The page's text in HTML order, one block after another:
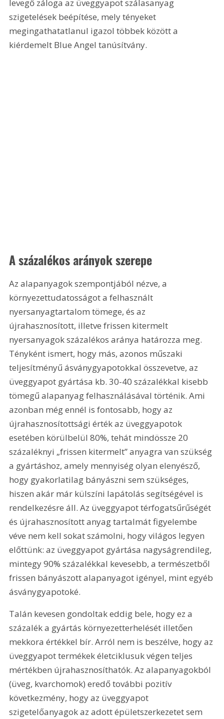
levegő záloga az üveggyapot szálasanyag
szigetelések beépítése, mely tényeket
megingathatatlanul igazol többek között a
kiérdemelt Blue Angel tanúsítvány.
A százalékos arányok szerepe
Az alapanyagok szempontjából nézve, a
környezettudatosságot a felhasznált
nyersanyagtartalom tömege, és az
újrahasznosított, illetve frissen kitermelt
nyersanyagok százalékos aránya határozza meg.
Tényként ismert, hogy más, azonos műszaki
teljesítményű ásványgyapotokkal összevetve, az
üveggyapot gyártása kb. 30-40 százalékkal kisebb
tömegű alapanyag felhasználásával történik. Ami
azonban még ennél is fontosabb, hogy az
újrahasznosítottsági érték az üveggyapotok
esetében körülbelül 80%, tehát mindössze 20
százaléknyi „frissen kitermelt” anyagra van szükség
a gyártáshoz, amely mennyiség olyan elenyésző,
hogy gyakorlatilag bányászni sem szükséges,
hiszen akár már külszíni lapátolás segítségével is
rendelkezésre áll. Az üveggyapot térfogatsűrűségét
és újrahasznosított anyag tartalmát figyelembe
véve nem kell sokat számolni, hogy világos legyen
előttünk: az üveggyapot gyártása nagyságrendileg,
mintegy 90% százalékkal kevesebb, a természetből
frissen bányászott alapanyagot igényel, mint egyéb
ásványgyapotoké.
Talán kevesen gondoltak eddig bele, hogy ez a
százalék a gyártás környezetterhelését illetően
mekkora értékkel bír. Arról nem is beszélve, hogy az
üveggyapot termékek életciklusuk végen teljes
mértékben újrahasznosíthatók. Az alapanyagokból
(üveg, kvarchomok) eredő további pozitív
következmény, hogy az üveggyapot
szigetelőanyagok az adott épületszerkezetet sem